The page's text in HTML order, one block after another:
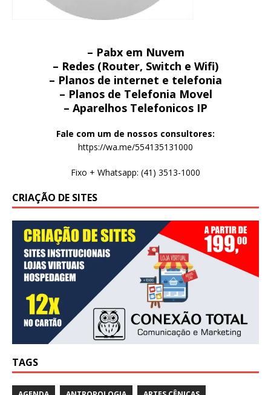
– Pabx em Nuvem
– Redes (Router, Switch e Wifi)
– Planos de internet e telefonia
– Planos de Telefonia Movel
– Aparelhos Telefonicos IP
Fale com um de nossos consultores:
https://wa.me/554135131000
Fixo + Whatsapp: (41) 3513-1000
CRIAÇÃO DE SITES
TAGS